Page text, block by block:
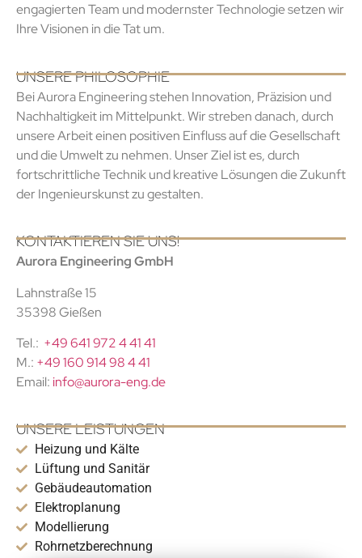
engagierten Team und modernster Technologie setzen wir
Ihre Visionen in die Tat um.
UNSERE PHILOSOPHIE
Bei Aurora Engineering stehen Innovation, Präzision und
Nachhaltigkeit im Mittelpunkt. Wir streben danach, durch
unsere Arbeit einen positiven Einfluss auf die Gesellschaft
und die Umwelt zu nehmen. Unser Ziel ist es, durch
fortschrittliche Technik und kreative Lösungen die Zukunft
der Ingenieurskunst zu gestalten.
KONTAKTIEREN SIE UNS!
Aurora Engineering GmbH
Lahnstraße 15
35398 Gießen
Tel.: +49 641 972 4 41 41
M.: +49 160 914 98 4 41
Email: info@aurora-eng.de
UNSERE LEISTUNGEN
Heizung und Kälte
Lüftung und Sanitär
Gebäudeautomation
Elektroplanung
Modellierung
Rohrnetzberechnung